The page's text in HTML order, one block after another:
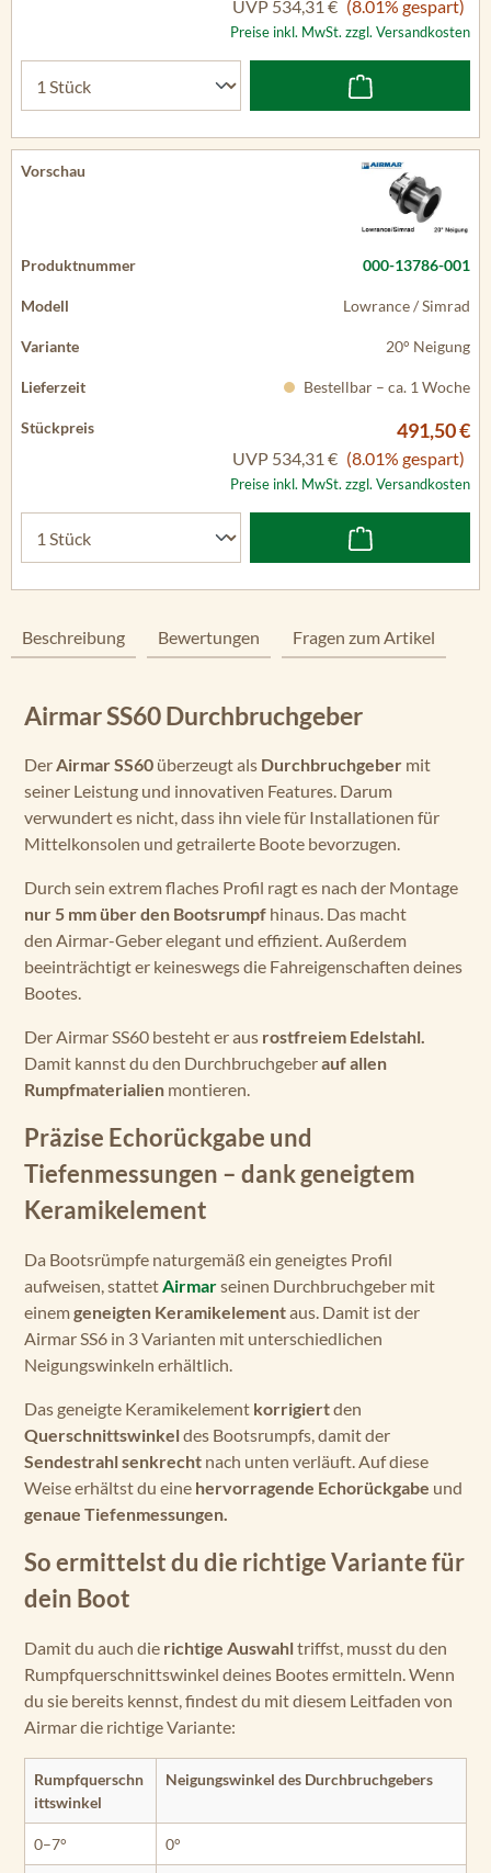
UVP 534,31 € (8.01% gespart)
Preise inkl. MwSt. zzgl. Versandkosten
000-13786-001
Lowrance / Simrad
20° Neigung
Bestellbar – ca. 1 Woche
491,50 €
UVP 534,31 € (8.01% gespart)
Preise inkl. MwSt. zzgl. Versandkosten
Beschreibung Bewertungen Fragen zum Artikel
Airmar SS60 Durchbruchgeber
DerAirmar SS60 überzeugt als Durchbruchgeber mit
seiner Leistung und innovativen Features. Darum
verwundert es nicht, dass ihn viele für Installationen für
Mittelkonsolen und getrailerte Boote bevorzugen.
Durch sein extrem flaches Profil ragt es nach der Montage
nur 5 mm über den Bootsrumpf hinaus. Das macht
den Airmar-Geber elegant und effizient. Außerdem
beeinträchtigt er keineswegs die Fahreigenschaften deines
Bootes.
Der Airmar SS60 besteht er aus rostfreiem Edelstahl.
Damit kannst du den Durchbruchgeberauf allen
Rumpfmaterialien montieren.
Präzise Echorückgabe und
Tiefenmessungen – dank geneigtem
Keramikelement
Da Bootsrümpfe naturgemäß ein geneigtes Profil
aufweisen, stattetAirmarseinen Durchbruchgeber mit
einemgeneigten Keramikelementaus. Damit ist der
Airmar SS6 in 3 Varianten mit unterschiedlichen
Neigungswinkeln erhältlich.
Das geneigte Keramikelement korrigiertden
Querschnittswinkeldes Bootsrumpfs, damit der
Sendestrahl senkrecht nach unten verläuft. Auf diese
Weise erhältst du eine hervorragende Echorückgabe und
genaue Tiefenmessungen.
So ermittelst du die richtige Variante für
dein Boot
Damit du auch die richtige Auswahltriffst, musst du den
Rumpfquerschnittswinkel deines Bootes ermitteln. Wenn
du sie bereits kennst, findest du mit diesem Leitfaden von
Airmar die richtige Variante:
Rumpfquerschn
ittswinkel
Neigungswinkel des Durchbruchgebers
0–7° 0°